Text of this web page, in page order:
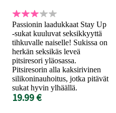
Passionin laadukkaat Stay Up
-sukat kuuluvat seksikkyyttä
tihkuvalle naiselle! Sukissa on
herkän seksikäs leveä
pitsiresori yläosassa.
Pitsiresorin alla kaksirivinen
silikoninauhoitus, jotka pitävät
sukat hyvin ylhäällä.
19.99 €